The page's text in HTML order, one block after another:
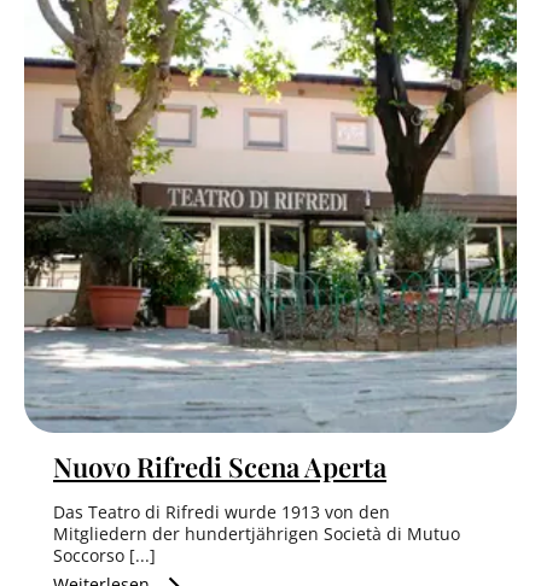
Nuovo Rifredi Scena Aperta
Das Teatro di Rifredi wurde 1913 von den
Mitgliedern der hundertjährigen Società di Mutuo
Soccorso [...]